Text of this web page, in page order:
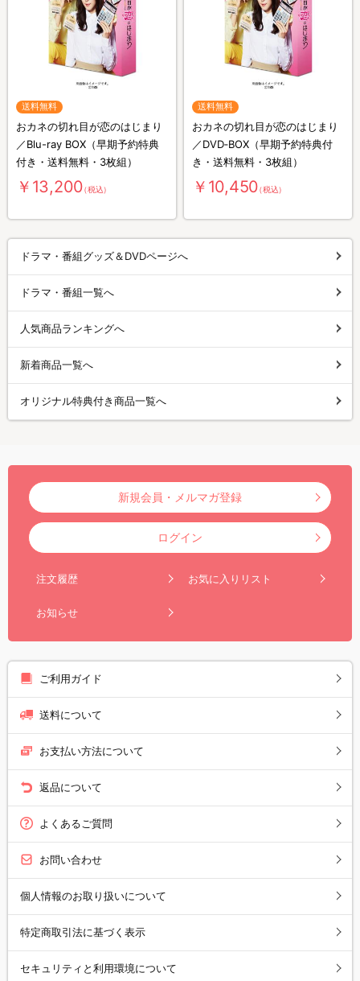
送料無料
おカネの切れ目が恋のはじまり
／Blu-ray BOX（早期予約特典
付き・送料無料・3枚組）
￥13,200（税込）
送料無料
おカネの切れ目が恋のはじまり
／DVD‐BOX（早期予約特典付
き・送料無料・3枚組）
￥10,450（税込）
ドラマ・番組グッズ＆DVDページへ
ドラマ・番組一覧へ
人気商品ランキングへ
新着商品一覧へ
オリジナル特典付き商品一覧へ
新規会員・メルマガ登録
ログイン
注文履歴 お気に入りリスト
お知らせ
ご利用ガイド
送料について
お支払い方法について
返品について
よくあるご質問
お問い合わせ
個人情報のお取り扱いについて
特定商取引法に基づく表示
セキュリティと利用環境について